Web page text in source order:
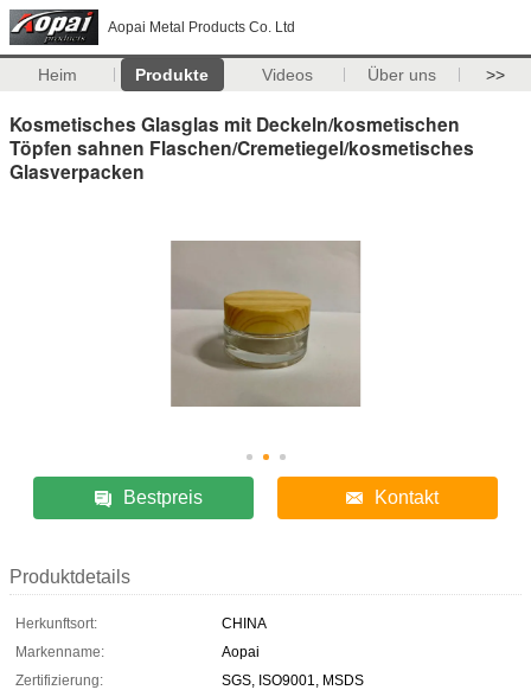
Aopai Metal Products Co. Ltd
Heim Produkte Videos Über uns >>
Kosmetisches Glasglas mit Deckeln/kosmetischen
Töpfen sahnen Flaschen/Cremetiegel/kosmetisches
Glasverpacken
Bestpreis Kontakt
Produktdetails
Herkunftsort:
CHINA
Markenname:
Aopai
Zertifizierung:
SGS, ISO9001, MSDS